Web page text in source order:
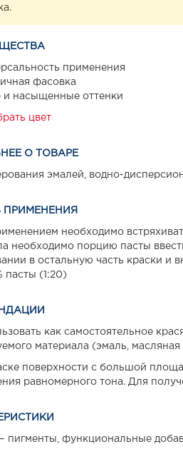
применения
фасовка
и насыщенные оттенки
цвет
О ТОВАРЕ
эмалей, водно-
ПРИМЕНЕНИЯ
необходимо
необходимо порцию пасты
в остальную часть краски и
пасты (1:20)
как самостоятельное
материала (эмаль,
поверхности с большой
равномерного тона. Для
пигменты, функциональные